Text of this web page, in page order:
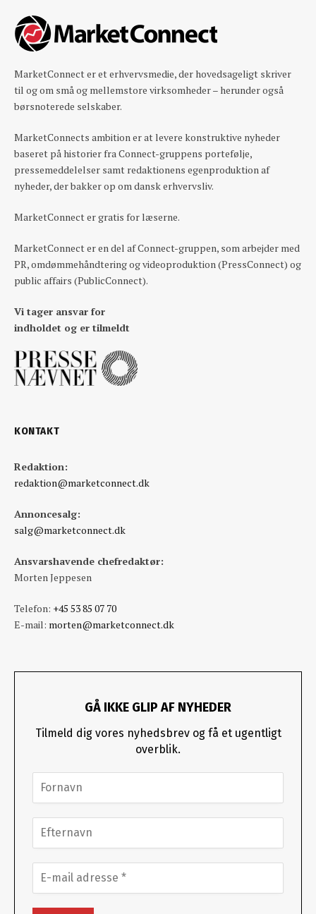
MarketConnect er et erhvervsmedie, der hovedsageligt skriver
til og om små og mellemstore virksomheder – herunder også
børsnoterede selskaber.
MarketConnects ambition er at levere konstruktive nyheder
baseret på historier fra Connect-gruppens portefølje,
pressemeddelelser samt redaktionens egenproduktion af
nyheder, der bakker op om dansk erhvervsliv.
MarketConnect er gratis for læserne.
MarketConnect er en del af Connect-gruppen, som arbejder med
PR, omdømmehåndtering og videoproduktion (PressConnect) og
public affairs (PublicConnect).
Vi tager ansvar for
indholdet og er tilmeldt
KONTAKT
Redaktion:
redaktion@marketconnect.dk
Annoncesalg:
salg@marketconnect.dk
Ansvarshavende chefredaktør:
Morten Jeppesen
Telefon: +45 53 85 07 70
E-mail: morten@marketconnect.dk
GÅ IKKE GLIP AF NYHEDER
Tilmeld dig vores nyhedsbrev og få et ugentligt
overblik.